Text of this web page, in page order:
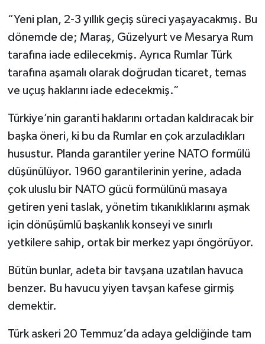
“Yeni plan, 2-3 yıllık geçiş süreci yaşayacakmış. Bu
dönemde de; Maraş, Güzelyurt ve Mesarya Rum
tarafına iade edilecekmiş. Ayrıca Rumlar Türk
tarafına aşamalı olarak doğrudan ticaret, temas
ve uçuş haklarını iade edecekmiş.”
Türkiye’nin garanti haklarını ortadan kaldıracak bir
başka öneri, ki bu da Rumlar en çok arzuladıkları
husustur. Planda garantiler yerine NATO formülü
düşünülüyor. 1960 garantilerinin yerine, adada
çok uluslu bir NATO gücü formülünü masaya
getiren yeni taslak, yönetim tıkanıklıklarını aşmak
için dönüşümlü başkanlık konseyi ve sınırlı
yetkilere sahip, ortak bir merkez yapı öngörüyor.
Bütün bunlar, adeta bir tavşana uzatılan havuca
benzer. Bu havucu yiyen tavşan kafese girmiş
demektir.
Türk askeri 20 Temmuz’da adaya geldiğinde tam